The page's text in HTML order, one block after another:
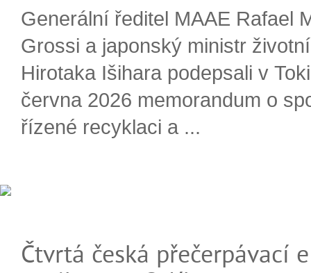
Generální ředitel MAAE Rafael
Grossi a japonský ministr
Hirotaka Išihara podepsali v
června 2026 memorandum o
řízené recyklaci a ...
Čtvrtá česká přečerpávací